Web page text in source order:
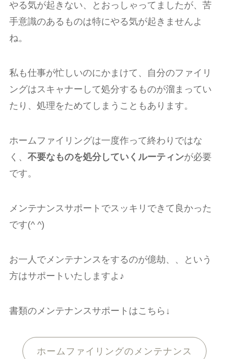
やる気が起きない、とおっしゃってましたが、苦
手意識のあるものは特にやる気が起きませんよ
ね。
私も仕事が忙しいのにかまけて、自分のファイリ
ングはスキャナーして処分するものが溜まってい
たり、処理をためてしまうこともあります。
ホームファイリングは一度作って終わりではな
く、 不要なものを処分していくルーティンが必要
です。
メンテナンスサポートでスッキリできて良かった
です(^ ^)
お一人でメンテナンスをするのが億劫、、という
方はサポートいたしますよ♪
書類のメンテナンスサポートはこちら↓
ホームファイリングのメンテナンス